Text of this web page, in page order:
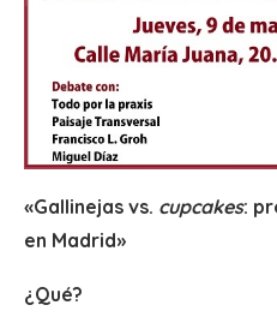
«Gallinejas vs. cupcakes:
en Madrid»
¿Qué?